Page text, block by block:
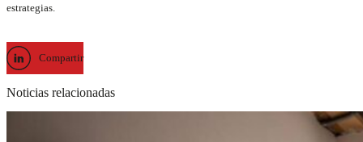
estrategias.
Compartir
Noticias relacionadas